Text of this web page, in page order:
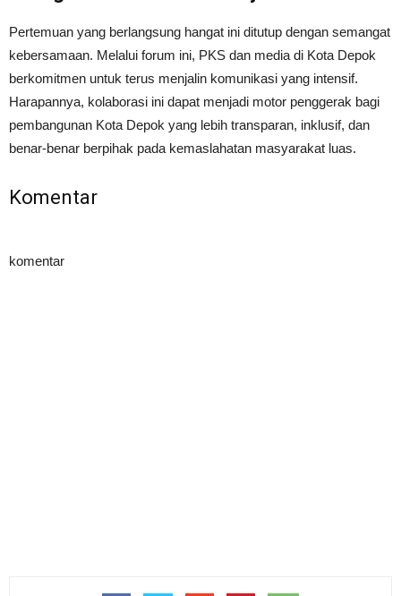
Pertemuan yang berlangsung hangat ini ditutup dengan semangat
kebersamaan. Melalui forum ini, PKS dan media di Kota Depok
berkomitmen untuk terus menjalin komunikasi yang intensif.
Harapannya, kolaborasi ini dapat menjadi motor penggerak bagi
pembangunan Kota Depok yang lebih transparan, inklusif, dan
benar-benar berpihak pada kemaslahatan masyarakat luas.
Komentar
komentar